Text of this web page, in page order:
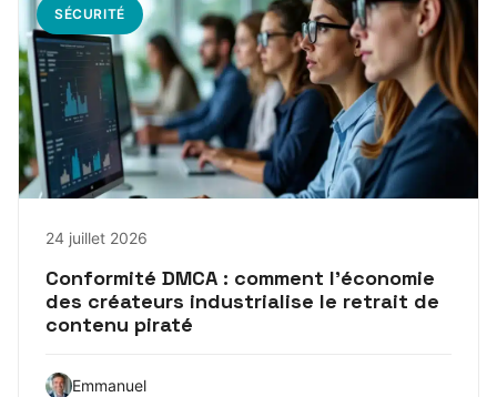
SÉCURITÉ
24 juillet 2026
Conformité DMCA : comment l’économie
des créateurs industrialise le retrait de
contenu piraté
Emmanuel